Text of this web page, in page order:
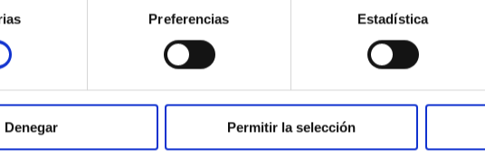
Preferencias Estadística
Denegar Permitir la selección
viajes de ida y vuelta al día, y una media de 950 km
a día de los usuarios y las usuarias, así como para
de medios para desplazarse y, sin este servicio,
todo lo que esto implica para su bienestar y el de sus familiares.